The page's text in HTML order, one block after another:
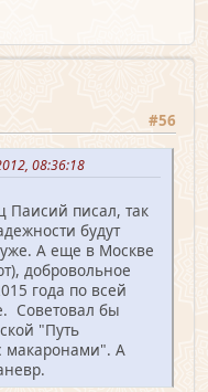
#56
08:36:18
Паисий писал, так
будут
А еще в Москве
добровольное
года по всей
Советовал бы
"Путь
макаронами". А